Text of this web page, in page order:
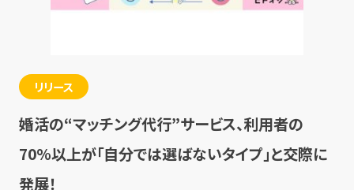
リリース
婚活の“マッチング代行”サービス、利用者の
70%以上が「自分では選ばないタイプ」と交際に
発展！